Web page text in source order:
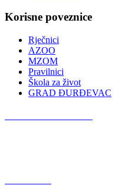
Korisne poveznice
Rječnici
AZOO
MZOM
Pravilnici
Škola za život
GRAD ĐURĐEVAC